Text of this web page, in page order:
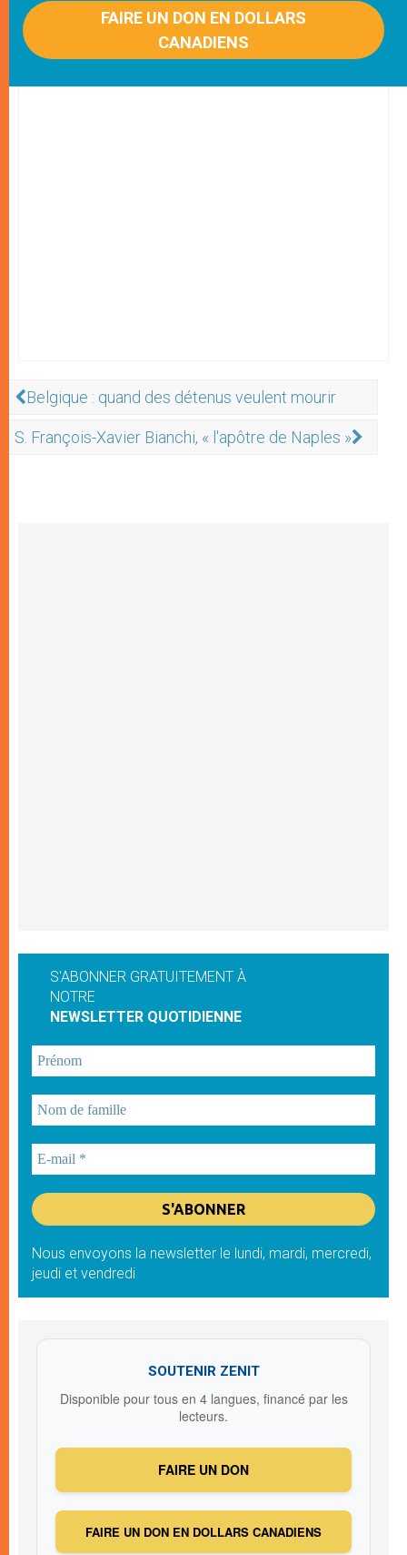
FAIRE UN DON EN DOLLARS
CANADIENS
Belgique : quand des détenus veulent mourir
S. François-Xavier Bianchi, « l'apôtre de Naples »
S'ABONNER GRATUITEMENT À
NOTRE
NEWSLETTER QUOTIDIENNE
Nous envoyons la newsletter le lundi, mardi, mercredi,
jeudi et vendredi
SOUTENIR ZENIT
Disponible pour tous en 4 langues, financé par les
lecteurs.
FAIRE UN DON
FAIRE UN DON EN DOLLARS CANADIENS